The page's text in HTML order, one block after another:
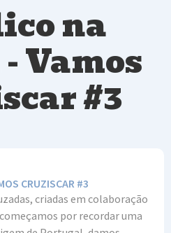
na
Vamos
#3
CRUZISCAR #3
criadas em colaboração
por recordar uma